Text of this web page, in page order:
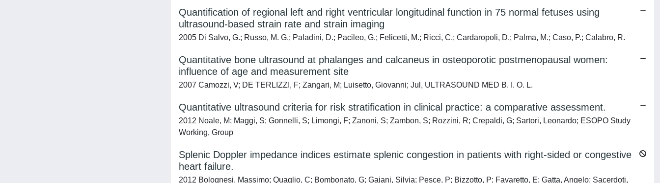
Quantification of regional left and right ventricular longitudinal function in 75 normal fetuses using
ultrasound-based strain rate and strain imaging
2005 Di Salvo, G.; Russo, M. G.; Paladini, D.; Pacileo, G.; Felicetti, M.; Ricci, C.; Cardaropoli, D.; Palma, M.; Caso, P.; Calabro, R.
Quantitative bone ultrasound at phalanges and calcaneus in osteoporotic postmenopausal women:
influence of age and measurement site
2007 Camozzi, V; DE TERLIZZI, F; Zangari, M; Luisetto, Giovanni; Jul, ULTRASOUND MED B. I. O. L.
Quantitative ultrasound criteria for risk stratification in clinical practice: a comparative assessment.
2012 Noale, M; Maggi, S; Gonnelli, S; Limongi, F; Zanoni, S; Zambon, S; Rozzini, R; Crepaldi, G; Sartori, Leonardo; ESOPO Study
Working, Group
Splenic Doppler impedance indices estimate splenic congestion in patients with right-sided or congestive
heart failure.
2012 Bolognesi, Massimo; Quaglio, C; Bombonato, G; Gaiani, Silvia; Pesce, P; Bizzotto, P; Favaretto, E; Gatta, Angelo; Sacerdoti,